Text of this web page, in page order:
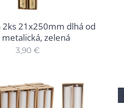
2ks 21x250mm dlhá od
metalická, zelená
3,90 €